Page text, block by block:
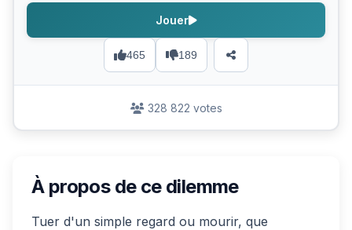
465 189
Jouer
328 822 votes
À propos de ce dilemme
Tuer d'un simple regard ou mourir, que